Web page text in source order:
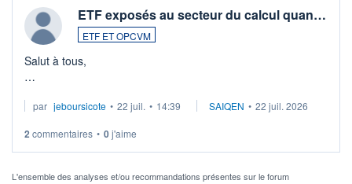
ETF exposés au secteur du calcul quan…
ETF ET OPCVM
Salut à tous,
via un ETF plutôt que des actions individuelles.
Idéalement, je voudrais qu'il soit éligible au PEA.
Pour l' ...
par jeboursicote • 22 juil. • 14:39 SAIQEN • 22 juil. 2026
2 commentaires • 0j'aime
L'ensemble des analyses et/ou recommandations présentes sur le forum